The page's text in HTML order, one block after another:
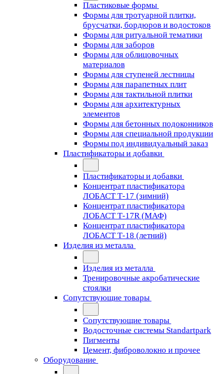
Пластиковые формы
Формы для тротуарной плитки,
брусчатки, бордюров и водостоков
Формы для ритуальной тематики
Формы для заборов
Формы для облицовочных
материалов
Формы для ступеней лестницы
Формы для парапетных плит
Формы для тактильной плитки
Формы для архитектурных
элементов
Формы для бетонных подоконников
Формы для специальной продукции
Формы под индивидуальный заказ
Пластификаторы и добавки
Пластификаторы и добавки
Концентрат пластификатора
ЛОБАСТ Т-17 (зимний)
Концентрат пластификатора
ЛОБАСТ Т-17R (МАФ)
Концентрат пластификатора
ЛОБАСТ Т-18 (летний)
Изделия из металла
Изделия из металла
Тренировочные акробатические
стоялки
Сопутствующие товары
Сопутствующие товары
Водосточные системы Standartpark
Пигменты
Цемент, фиброволокно и прочее
Оборудование